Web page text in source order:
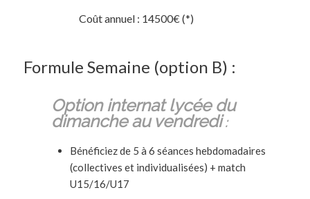
Coût annuel : 14500€ (*)
Formule Semaine (option B) :
Option internat lycée du
dimanche au vendredi:
Bénéficiez de 5 à 6 séances hebdomadaires
(collectives et individualisées) + match
U15/16/U17